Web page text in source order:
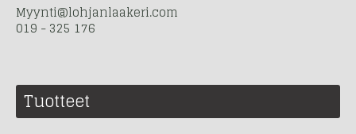
Myynti@lohjanlaakeri.com
019 - 325 176
Tuotteet